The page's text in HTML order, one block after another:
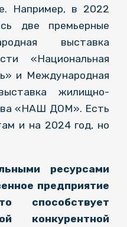
Например, в 2022
две премьерные
выставка
«Национальная
и Международная
жилищно-
«НАШ ДОМ». Есть
и на 2024 год, но
ресурсами
предприятие
способствует
конкурентной